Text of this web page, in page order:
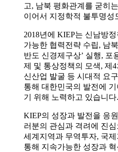
고, 남북 평화관계를 굳히
이어서 지정학적 불투명성
2018년에 KIEP는 신남방
가능한 협력전략 수립, 남
반도 신경제구상’ 실행, 포
제 및 통상정책의 모색, 제
신산업 발굴 등 시대적 요
통해 대한민국의 발전에
기 위해 노력하고 있습니다.
KIEP의 성장과 발전을 응
러분의 관심과 격려에 진
세계지역과 무역투자, 국
통해 지속가능한 성장과